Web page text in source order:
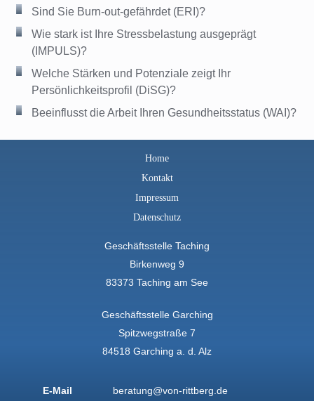
Sind Sie Burn-out-gefährdet (ERI)?
Wie stark ist Ihre Stressbelastung ausgeprägt
(IMPULS)?
Welche Stärken und Potenziale zeigt Ihr
Persönlichkeitsprofil (DiSG)?
Beeinflusst die Arbeit Ihren Gesundheitsstatus (WAI)?
Home
Kontakt
Impressum
Datenschutz
Geschäftsstelle Taching
Birkenweg 9
83373 Taching am See
Geschäftsstelle Garching
Spitzwegstraße 7
84518 Garching a. d. Alz
E-Mail beratung@von-rittberg.de